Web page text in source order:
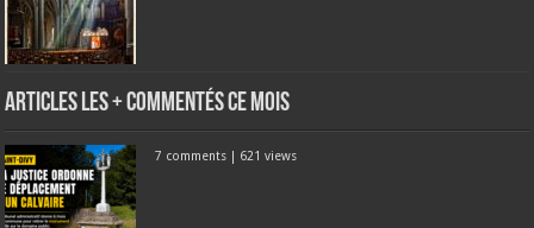
Articles les + commentés ce mois
7 comments | 621 views